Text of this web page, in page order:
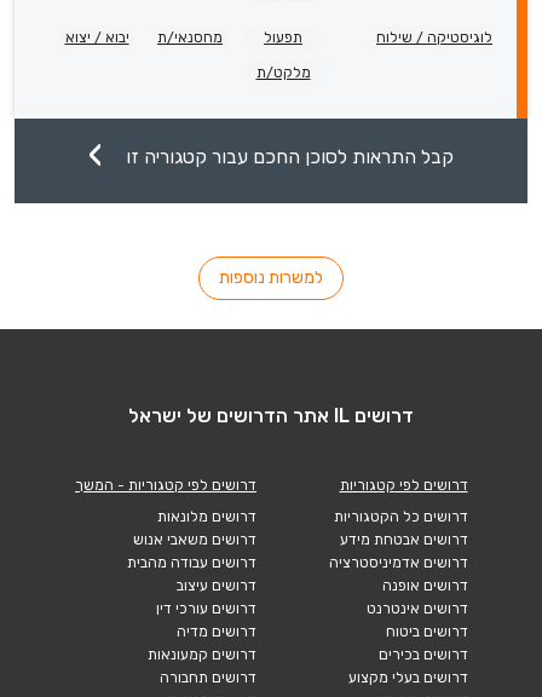
לוגיסטיקה / שילוח תפעול מחסנאי/ת יבוא / יצוא
מלקט/ת
קבל התראות לסוכן החכם עבור קטגוריה זו
למשרות נוספות
דרושים IL אתר הדרושים של ישראל
דרושים לפי קטגוריות
דרושים כל הקטגוריות
דרושים אבטחת מידע
דרושים אדמיניסטרציה
דרושים אופנה
דרושים אינטרנט
דרושים ביטוח
דרושים בכירים
דרושים בעלי מקצוע
דרושים לפי קטגוריות - המשך
דרושים מלונאות
דרושים משאבי אנוש
דרושים עבודה מהבית
דרושים עיצוב
דרושים עורכי דין
דרושים מדיה
דרושים קמעונאות
דרושים תחבורה